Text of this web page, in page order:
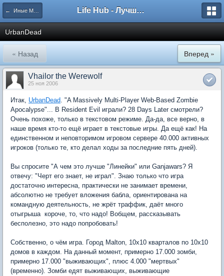
← Иные Миры Life Hub - Лучшие компьютерные игры мира
UrbanDead
« Назад Вперед »
Vhailor the Werewolf
25 ноя 2006
Итак, UrbanDead. "A Massively Multi-Player Web-Based Zombie
Apocalypse"... В Resident Evil играли? 28 Days Later смотрели?
Очень похоже, только в текстовом режиме. Да-да, все верно, в
наше время кто-то ещё играет в текстовые игры. Да ещё как! На
единственном и неповторимом игровом сервере 40.000 активных
игроков (только те, кто делал ходы за последние пять дней).
Вы спросите "А чем это лучше "Линейки" или Ganjawars? Я
отвечу: "Черт его знает, не играл". Знаю только что игра
достаточно интересна, практически не занимает времени,
абсолютно не требует вложения бабла, ориентирована на
командную деятельность, не жрёт траффик, даёт много
отыгрыша  короче, то, что надо! Вобщем, рассказывать
бесполезно, это надо попробовать!
Собственно, о чём игра. Город Malton, 10х10 кварталов по 10х10
домов в каждом. На данный момент, примерно 17.000 зомби,
примерно 17.000 "выживающих", плюс 4.000 "мертвых"
(временно). Зомби едят выживающих, выживающие